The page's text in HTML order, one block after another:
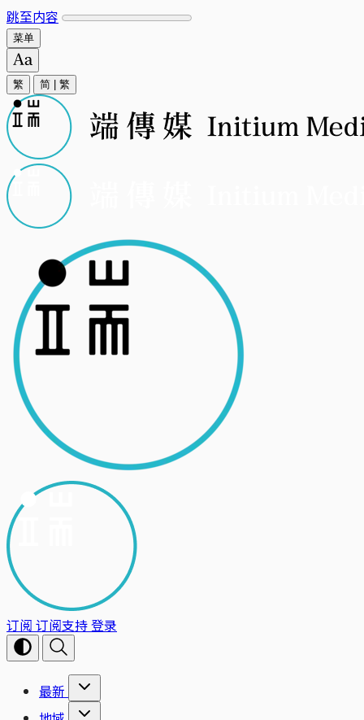
跳至内容
菜单
繁 简 繁
订阅 订阅支持登录
最新